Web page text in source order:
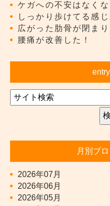
ケガへの不安はなくな
しっかり歩けてる感じ
広がった肋骨が閉まり
腰痛が改善した！
月別ブ
2026年07月
2026年06月
2026年05月